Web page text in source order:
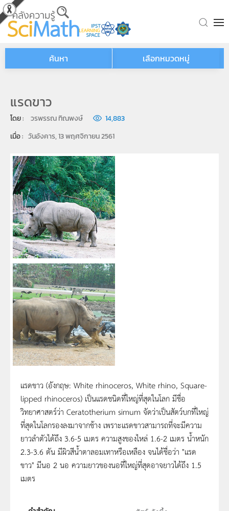
Skip to main content
ค้นหา เลือกหมวดหมู่
แรดขาว
โดย : วรพรรณ ทิณพงษ์
14,883
เมื่อ : วันอังคาร, 13 พฤศจิกายน 2561
แรดขาว (อังกฤษ: White rhinoceros, White rhino, Square-
lipped rhinoceros) เป็นแรดชนิดที่ใหญ่ที่สุดในโลก มีชื่อ
วิทยาศาสตร์ว่า Ceratotherium simum จัดว่าเป็นสัตว์บกที่ใหญ่
ที่สุดในโลกรองลงมาจากช้าง เพราะแรดขาวสามารถที่จะมีความ
ยาวลำตัวได้ถึง 3.6-5 เมตร ความสูงของไหล่ 1.6-2 เมตร น้ำหนัก
2.3-3.6 ตัน มีผิวสีน้ำตาลอมเทาหรือเหลือง จนได้ชื่อว่า "แรด
ขาว" มีนอ 2 นอ ความยาวของนอที่ใหญ่ที่สุดอาจยาวได้ถึง 1.5
เมตร